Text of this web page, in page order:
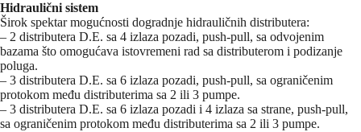
Hidraulični sistem
Širok spektar mogućnosti dogradnje hidrauličnih distributera:
– 2 distributera D.E. sa 4 izlaza pozadi, push-pull, sa odvojenim
bazama što omogućava istovremeni rad sa distributerom i podizanje
poluga.
– 3 distributera D.E. sa 6 izlaza pozadi, push-pull, sa ograničenim
protokom među distributerima sa 2 ili 3 pumpe.
– 3 distributera D.E. sa 6 izlaza pozadi i 4 izlaza sa strane, push-pull,
sa ograničenim protokom među distributerima sa 2 ili 3 pumpe.